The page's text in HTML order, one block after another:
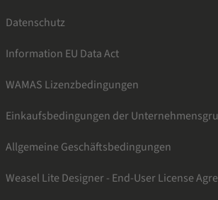
Datenschutz
Information EU Data Act
WAMAS Lizenzbedingungen
Einkaufsbedingungen der
Allgemeine Geschäftsbedingungen
Weasel Lite Designer - End-User License